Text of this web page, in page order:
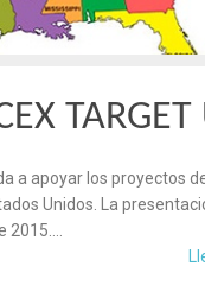
TARGET
a apoyar los proyectos
Unidos. La